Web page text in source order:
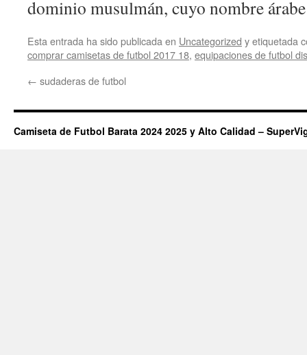
Esta entrada ha sido publicada en Uncategorized y etiquetada
comprar camisetas de futbol 2017 18, equipaciones de futbol
← sudaderas de futbol
Camiseta de Futbol Barata 2024 2025 y Alto Calidad –